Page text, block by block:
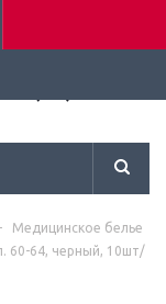
-
Медицинское белье
60-64, черный, 10шт/